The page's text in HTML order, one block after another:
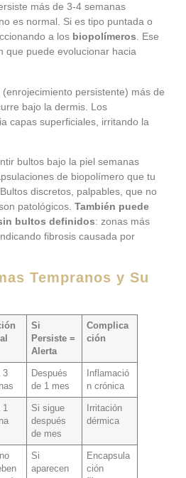
más de 3-4 semanas
es normal. Si es tipo puntada o
a los biopolímeros . Ese
que puede evolucionar hacia
persistente) más de
bajo la dermis. Los
capas superficiales, irritando la
bultos bajo la piel semanas
de biopolímero que tu
discretos, palpables, que no
patológicos. También puede
bultos definidos: zonas más
fibrosis causada por
Tempranos y Su
Si
Persiste =
Alerta
Complica
ción
3
Después
de 1 mes
Inflamació
n crónica
1
Si sigue
después
de mes
Irritación
dérmica
Si
aparecen
Encapsula
ción